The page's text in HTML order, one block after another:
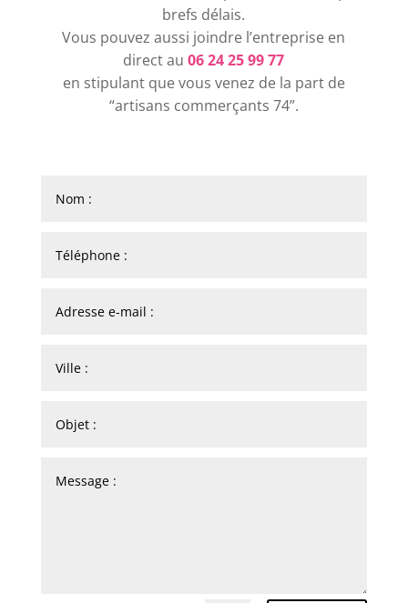
brefs délais.
Vous pouvez aussi joindre l’entreprise en
direct au06 24 25 99 77
en stipulant que vous venez de la part de
“artisans commerçants 74”.